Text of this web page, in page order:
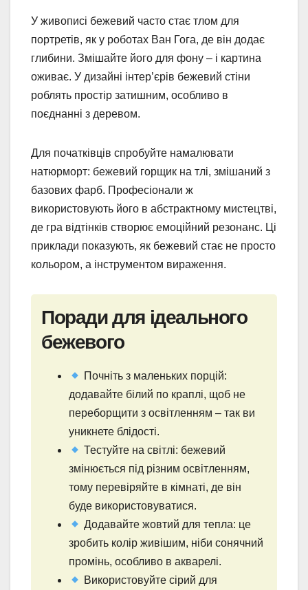
У живописі бежевий часто стає тлом для
портретів, як у роботах Ван Гога, де він додає
глибини. Змішайте його для фону – і картина
оживає. У дизайні інтер’єрів бежевий стіни
роблять простір затишним, особливо в
поєднанні з деревом.
Для початківців спробуйте намалювати
натюрморт: бежевий горщик на тлі, змішаний з
базових фарб. Професіонали ж
використовують його в абстрактному мистецтві,
де гра відтінків створює емоційний резонанс. Ці
приклади показують, як бежевий стає не просто
кольором, а інструментом вираження.
Поради для ідеального
бежевого
Почніть з маленьких порцій:
додавайте білий по краплі, щоб не
переборщити з освітленням – так ви
уникнете блідості.
Тестуйте на світлі: бежевий
змінюється під різним освітленням,
тому перевіряйте в кімнаті, де він
буде використовуватися.
Додавайте жовтий для тепла: це
зробить колір живішим, ніби сонячний
промінь, особливо в акварелі.
Використовуйте сірий для